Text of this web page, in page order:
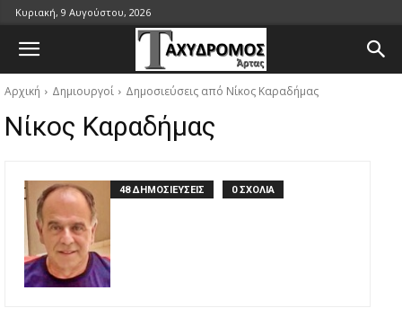
Κυριακή, 9 Αυγούστου, 2026
Αρχική Δημιουργοί Δημοσιεύσεις από Νίκος Καραδήμας
Νίκος Καραδήμας
48 ΔΗΜΟΣΙΕΥΣΕΙΣ 0 ΣΧΟΛΙΑ